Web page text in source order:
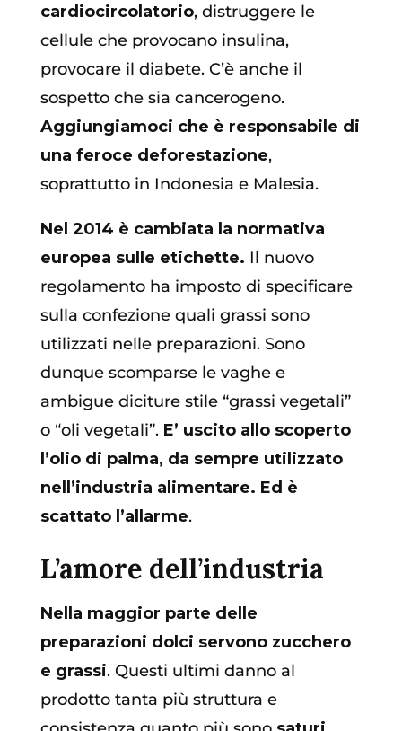
cardiocircolatorio, distruggere le
cellule che provocano insulina,
provocare il diabete. C’è anche il
sospetto che sia cancerogeno.
Aggiungiamoci che è responsabile di
una feroce deforestazione,
soprattutto in Indonesia e Malesia.
Nel 2014 è cambiata la normativa
europea sulle etichette. Il nuovo
regolamento ha imposto di specificare
sulla confezione quali grassi sono
utilizzati nelle preparazioni. Sono
dunque scomparse le vaghe e
ambigue diciture stile “grassi vegetali”
o “oli vegetali”. E’ uscito allo scoperto
l’olio di palma, da sempre utilizzato
nell’industria alimentare. Ed è
scattato l’allarme.
L’amore dell’industria
Nella maggior parte delle
preparazioni dolci servono zucchero
e grassi. Questi ultimi danno al
prodotto tanta più struttura e